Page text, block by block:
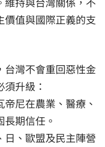
價值與國際正義的支
台灣不會重回惡性金
升級：
帝尼在農業、醫療、
期信任。
日、歐盟及民主陣營